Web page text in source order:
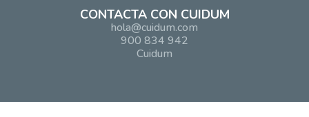
CONTACTA CON CUIDUM
hola@cuidum.com
900 834 942
Cuidum